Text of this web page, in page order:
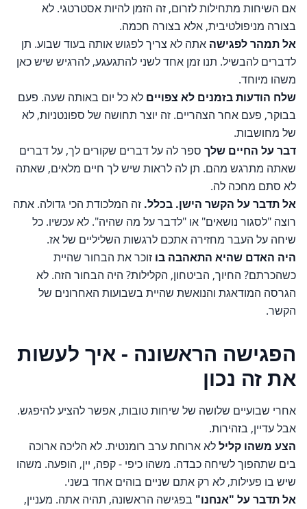
אם השיחות מתחילות לזרום, זה הזמן להיות אסטרטגי. לא
בצורה מניפולטיבית, אלא בצורה חכמה.
אל תמהר לפגישה אתה לא צריך לפגוש אותה בעוד שבוע. תן
לדברים להבשיל. תנו זמן אחד לשני להתגעגע, להרגיש שיש כאן
משהו מיוחד.
שלח הודעות בזמנים לא צפויים לא כל יום באותה שעה. פעם
בבוקר, פעם אחר הצהריים. זה יוצר תחושה של ספונטניות, לא
של מחושבות.
דבר על החיים שלך ספר לה על דברים שקורים לך, על דברים
שאתה מתרגש מהם. תן לה לראות שיש לך חיים מלאים, שאתה
לא סתם מחכה לה.
אל תדבר על הקשר הישן. בכלל. זה המלכודת הכי גדולה. אתה
רוצה "לסגור נושאים" או "לדבר על מה שהיה". לא עכשיו. כל
שיחה על העבר מחזירה אתכם לרגשות השליליים של אז.
היה האדם שהיא התאהבה בו זוכר את הבחור שהיית
כשהכרתם? החיוך, הביטחון, הקלילות? היה הבחור הזה. לא
הגרסה המודאגת והנואשת שהיית בשבועות האחרונים של
הקשר.
הפגישה הראשונה - איך לעשות
את זה נכון
אחרי שבועיים שלושה של שיחות טובות, אפשר להציע להיפגש.
אבל עדיין, בזהירות.
הצע משהו קליללא ארוחת ערב רומנטית. לא הליכה ארוכה
בים שתהפוך לשיחה כבדה. משהו כיפי - קפה, יין, הופעה. משהו
שיש בו פעילות, לא רק אתם שניים בוהים אחד בשני.
אל תדבר על "אנחנו" בפגישה הראשונה, תהיה אתה. מעניין,